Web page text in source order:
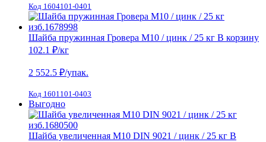
Код 1604101-0401
Шайба пружинная Гровера М10 / цинк / 25 кг В корзину
102.1 ₽/кг
2 552.5 ₽/упак.
Код 1601101-0403
Выгодно
Шайба увеличенная М10 DIN 9021 / цинк / 25 кг В